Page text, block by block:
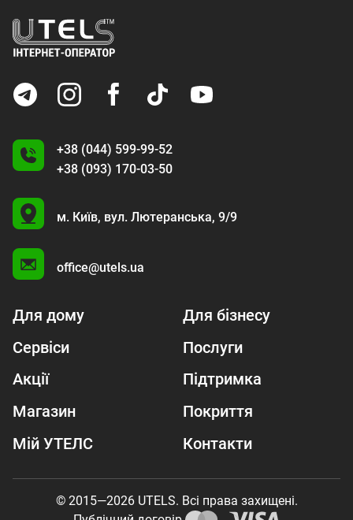
+38 (044) 599-99-52
+38 (093) 170-03-50
U
м. Київ, вул. Лютеранська, 9/9
office@utels.ua
Для дому
Для бізнесу
Сервіси
Послуги
Акції
Підтримка
Магазин
Покриття
Мій УТЕЛС
Контакти
© 2015—2026 UTELS. Всі права захищені.